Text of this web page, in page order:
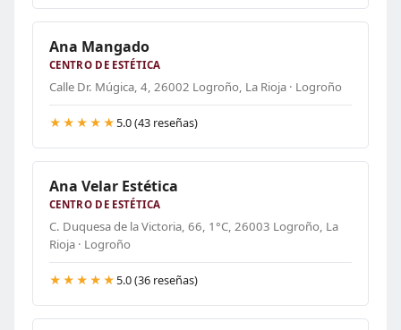
Ana Mangado
CENTRO DE ESTÉTICA
Calle Dr. Múgica, 4, 26002 Logroño, La Rioja · Logroño
★★★★★ 5.0 (43 reseñas)
Ana Velar Estética
CENTRO DE ESTÉTICA
C. Duquesa de la Victoria, 66, 1°C, 26003 Logroño, La
Rioja · Logroño
★★★★★ 5.0 (36 reseñas)